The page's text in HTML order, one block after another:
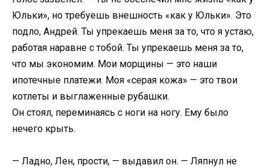
Юльки», но требуешь внешность «как у Юльки». Это
подло, Андрей. Ты упрекаешь меня за то, что я устаю,
работая наравне с тобой. Ты упрекаешь меня за то,
что мы экономим. Мои морщины — это наши
ипотечные платежи. Моя «серая кожа» — это твои
котлеты и выглаженные рубашки.
Он стоял, переминаясь с ноги на ногу. Ему было
нечего крыть.
— Ладно, Лен, прости, — выдавил он. — Ляпнул не